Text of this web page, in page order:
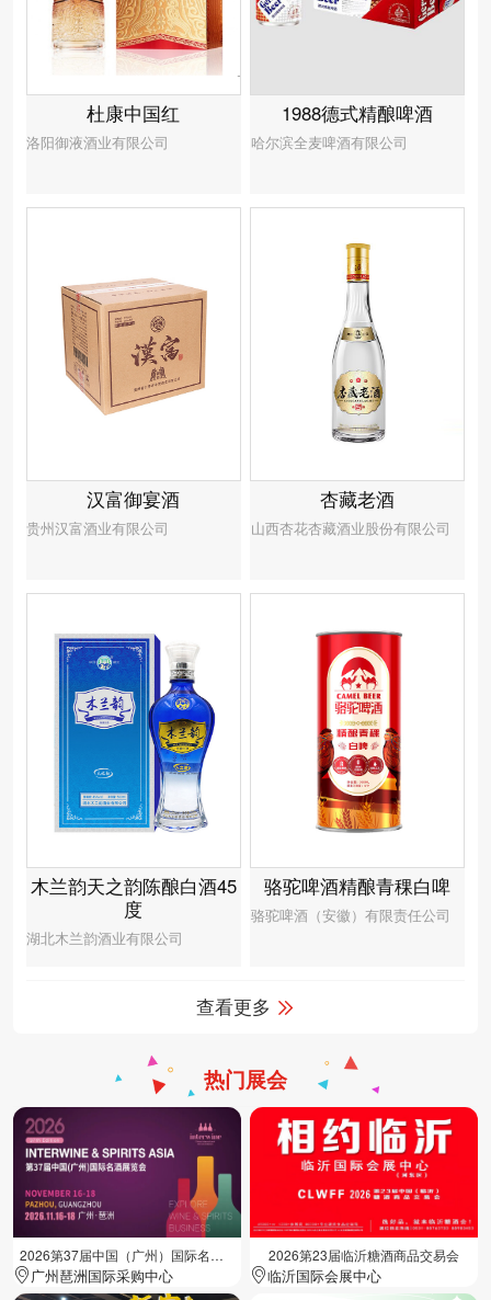
杜康中国红
洛阳御液酒业有限公司
1988德式精酿啤酒
哈尔滨全麦啤酒有限公司
汉富御宴酒
贵州汉富酒业有限公司
杏藏老酒
山西杏花杏藏酒业股份有限公司
木兰韵天之韵陈酿白酒45
度
湖北木兰韵酒业有限公司
骆驼啤酒精酿青稞白啤
骆驼啤酒（安徽）有限责任公司
查看更多
热门展会
2026第37届中国（广州）国际名酒展览会
广州琶洲国际采购中心
2026第23届临沂糖酒商品交易会
临沂国际会展中心